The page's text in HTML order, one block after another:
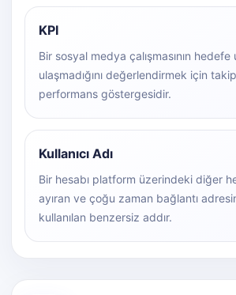
KPI
Bir sosyal medya çalışmasının hedefe
ulaşmadığını değerlendirmek için
performans göstergesidir.
Kullanıcı Adı
Bir hesabı platform üzerindeki diğer
ayıran ve çoğu zaman bağlantı
kullanılan benzersiz addır.